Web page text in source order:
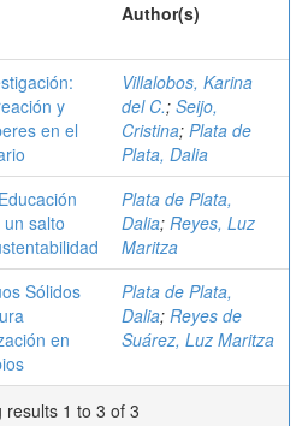
Author(s)
y
en el
Villalobos, Karina
del C.; Seijo,
Cristina; Plata de
Plata, Dalia
salto
Plata de Plata,
Dalia; Reyes, Luz
Maritza
Sólidos
en
Plata de Plata,
Dalia; Reyes de
Suárez, Luz Maritza
results 1 to 3 of 3